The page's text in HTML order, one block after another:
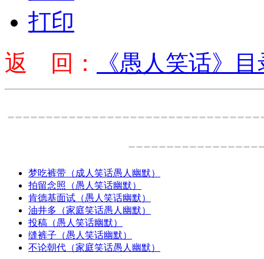
打印
返 回：
《愚人笑话》
梦吃裤带（成人笑话愚人幽默）
拍留念照（愚人笑话幽默）
肯德基面试（愚人笑话幽默）
油井多（家庭笑话愚人幽默）
投稿（愚人笑话幽默）
缝裤子（愚人笑话幽默）
不论朝代（家庭笑话愚人幽默）